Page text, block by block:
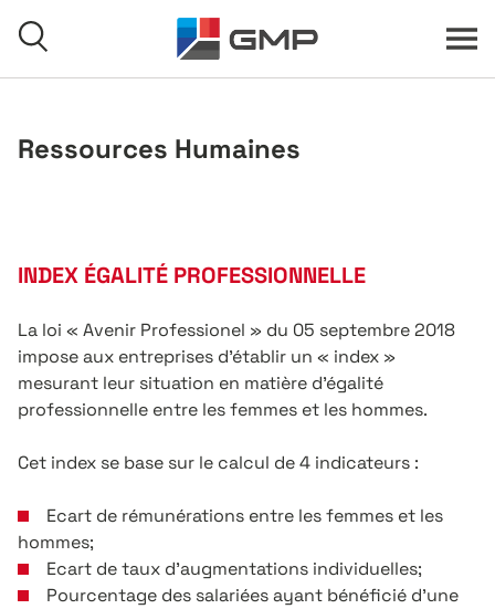
Ressources Humaines
INDEX ÉGALITÉ PROFESSIONNELLE
La loi « Avenir Professionel » du 05 septembre 2018
impose aux entreprises d’établir un « index »
mesurant leur situation en matière d’égalité
professionnelle entre les femmes et les hommes.
Cet index se base sur le calcul de 4 indicateurs :
Ecart de rémunérations entre les femmes et les
hommes;
Ecart de taux d’augmentations individuelles;
Pourcentage des salariées ayant bénéficié d’une